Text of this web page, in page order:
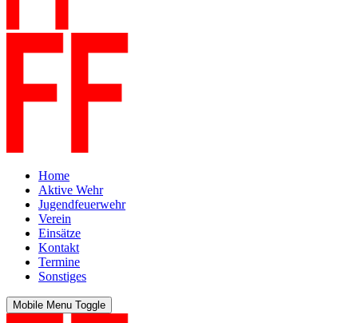
Home
Aktive Wehr
Jugendfeuerwehr
Verein
Einsätze
Kontakt
Termine
Sonstiges
Mobile Menu Toggle